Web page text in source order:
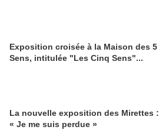
Exposition croisée à la Maison des 5
Sens, intitulée "Les Cinq Sens"...
La nouvelle exposition des Mirettes :
« Je me suis perdue »